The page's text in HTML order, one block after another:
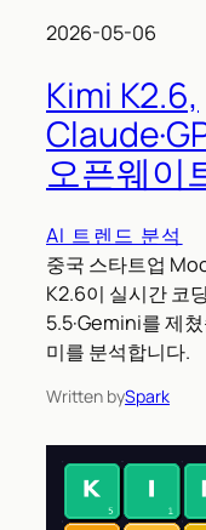
2026-05-06
Kimi K2.6,
오픈웨이
AI 트렌드 분석
중국 스타트업
K2.6이 실시간 코
5.5·Gemini를 제
미를 분석합니다.
Written bySpark